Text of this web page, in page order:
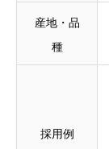
産地・品
種
採用例